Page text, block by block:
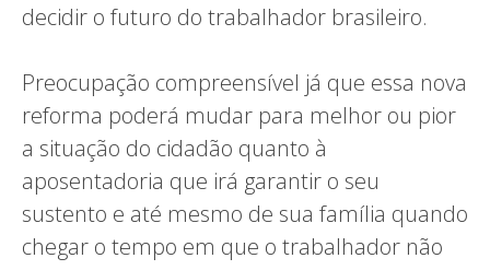
decidir o futuro do trabalhador brasileiro.
Preocupação compreensível já que essa nova
reforma poderá mudar para melhor ou pior
a situação do cidadão quanto à
aposentadoria que irá garantir o seu
sustento e até mesmo de sua família quando
chegar o tempo em que o trabalhador não